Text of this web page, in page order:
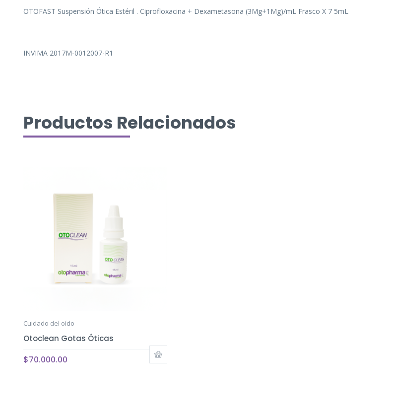
OTOFAST Suspensión Ótica Estéril . Ciprofloxacina + Dexametasona (3Mg+1Mg)/mL Frasco X 7 5mL
INVIMA 2017M-0012007-R1
Productos Relacionados
Cuidado del oído
Otoclean Gotas Óticas
$70.000.00